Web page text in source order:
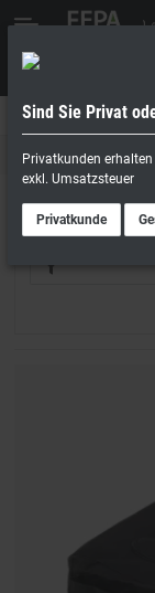
Geschäftskunde
Betriebshygiene
Wäschewagen
Sind Sie Privat
Privatkunden
exkl. Umsatzsteuer
Privatkunde